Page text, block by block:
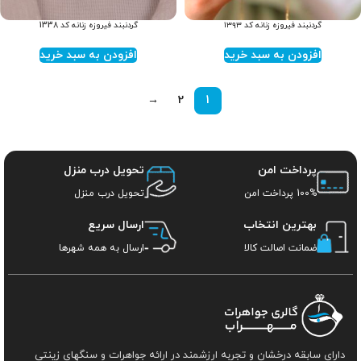
گردنبند فیروزه زنانه کد ۱۳۹۳
افزودن به سبد خرید
گردنبند فیروزه زنانه کد 1338
افزودن به سبد خرید
1
2
→
پرداخت امن
100% پرداخت امن
تحویل درب منزل
تحویل درب منزل
بهترین انتخاب
ضمانت اصالت کالا
ارسال سریع
ارسال به همه شهرها
دارای سابقه درخشان و تجربه ارزشمند در ارائه جواهرات و سنگهای زینتی